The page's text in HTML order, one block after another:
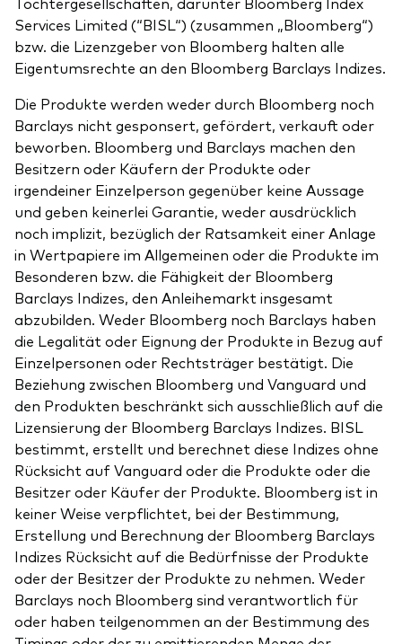
Services Limited (“BISL“) (zusammen „Bloomberg“)
bzw. die Lizenzgeber von Bloomberg halten alle
Eigentumsrechte an den Bloomberg Barclays Indizes.
Die Produkte werden weder durch Bloomberg noch
Barclays nicht gesponsert, gefördert, verkauft oder
beworben. Bloomberg und Barclays machen den
Besitzern oder Käufern der Produkte oder
irgendeiner Einzelperson gegenüber keine Aussage
und geben keinerlei Garantie, weder ausdrücklich
noch implizit, bezüglich der Ratsamkeit einer Anlage
in Wertpapiere im Allgemeinen oder die Produkte im
Besonderen bzw. die Fähigkeit der Bloomberg
Barclays Indizes, den Anleihemarkt insgesamt
abzubilden. Weder Bloomberg noch Barclays haben
die Legalität oder Eignung der Produkte in Bezug auf
Einzelpersonen oder Rechtsträger bestätigt. Die
Beziehung zwischen Bloomberg und Vanguard und
den Produkten beschränkt sich ausschließlich auf die
Lizensierung der Bloomberg Barclays Indizes. BISL
bestimmt, erstellt und berechnet diese Indizes ohne
Rücksicht auf Vanguard oder die Produkte oder die
Besitzer oder Käufer der Produkte. Bloomberg ist in
keiner Weise verpflichtet, bei der Bestimmung,
Erstellung und Berechnung der Bloomberg Barclays
Indizes Rücksicht auf die Bedürfnisse der Produkte
oder der Besitzer der Produkte zu nehmen. Weder
Barclays noch Bloomberg sind verantwortlich für
oder haben teilgenommen an der Bestimmung des